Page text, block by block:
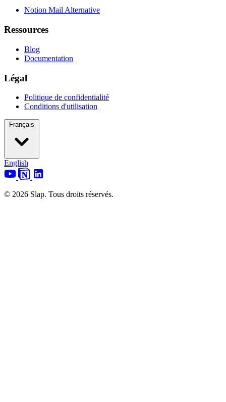
Notion Mail Alternative
Ressources
Blog
Documentation
Légal
Politique de confidentialité
Conditions d'utilisation
Français
English
© 2026 Slap. Tous droits réservés.